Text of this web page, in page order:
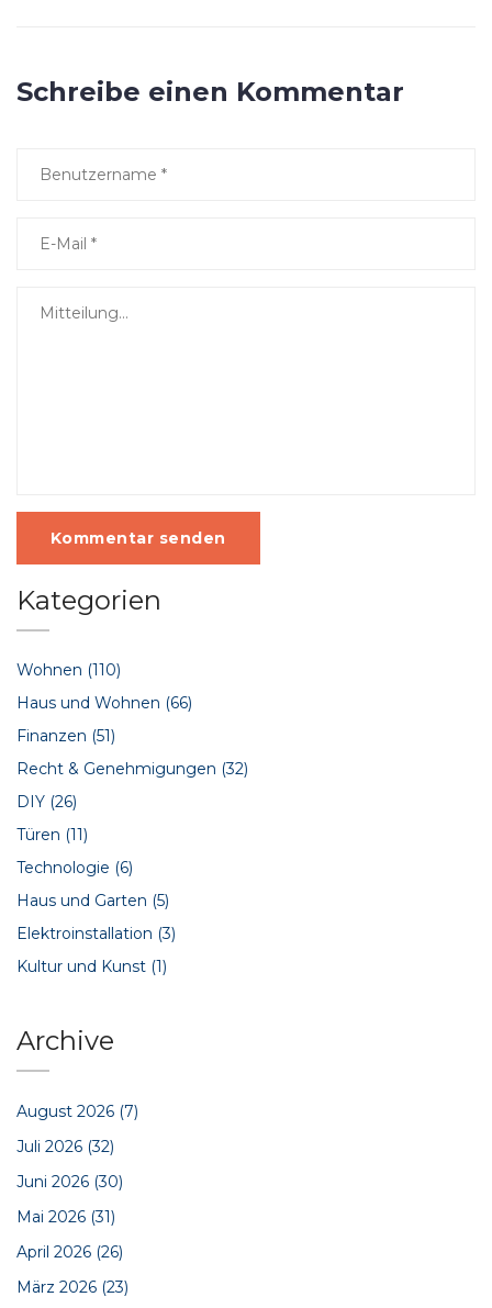
Schreibe einen Kommentar
Kommentar senden
Kategorien
Wohnen (110)
Haus und Wohnen (66)
Finanzen (51)
Recht & Genehmigungen (32)
DIY (26)
Türen (11)
Technologie (6)
Haus und Garten (5)
Elektroinstallation (3)
Kultur und Kunst (1)
Archive
August 2026 (7)
Juli 2026 (32)
Juni 2026 (30)
Mai 2026 (31)
April 2026 (26)
März 2026 (23)